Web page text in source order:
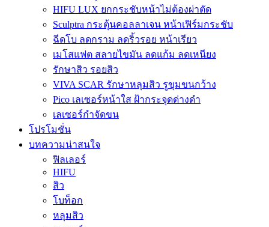
HIFU LUX ยกกระชับหน้าไม่ต้องผ่าตัด
Sculptra กระตุ้นคอลลาเจน หน้าเฟิร์มกระชับ
ฉีดโบ ลดกราม ลดริ้วรอย หน้าเรียว
เมโสแฟต สลายไขมัน ลดแก้ม ลดเหนียง
รักษาสิว รอยสิว
VIVA SCAR รักษาหลุมสิว รูขุมขนกว้าง
Pico เลเซอร์หน้าใส ฝ้ากระจุดด่างดำ
เลเซอร์กำจัดขน
โปรโมชั่น
บทความน่าสนใจ
ฟิลเลอร์
HIFU
สิว
โบท็อก
หลุมสิว